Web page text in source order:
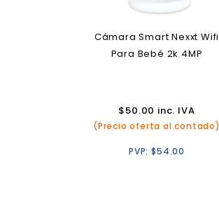
Cámara Smart Nexxt Wifi
Para Bebé 2k 4MP
$50.00 inc. IVA
(Precio oferta al contado)
PVP:$54.00